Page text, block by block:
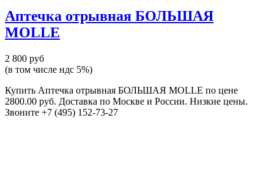
Аптечка отрывная БОЛЬШАЯ
MOLLE
2 800 руб
(в том числе ндс 5%)
Купить Аптечка отрывная БОЛЬШАЯ MOLLE по цене
2800.00 руб. Доставка по Москве и России. Низкие цены.
Звоните +7 (495) 152-73-27